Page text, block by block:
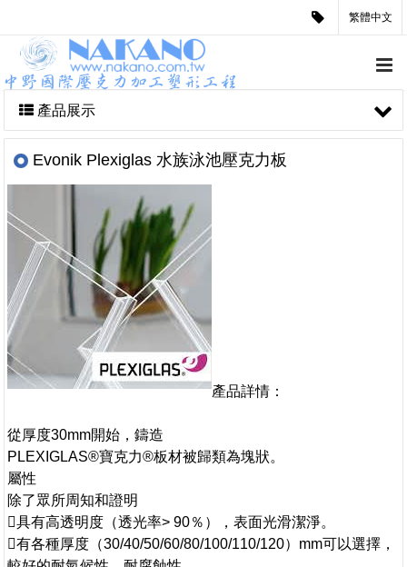
繁體中文
產品展示
Evonik Plexiglas 水族泳池壓克力板
產品詳情：
從厚度30mm開始，鑄造
PLEXIGLAS®寶克力®板材被歸類為塊狀。
屬性
除了眾所周知和證明
具有高透明度（透光率> 90％），表面光滑潔淨。
有各種厚度（30/40/50/60/80/100/110/120）mm可以選擇，